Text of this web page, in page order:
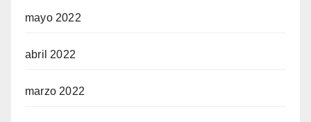
mayo 2022
abril 2022
marzo 2022